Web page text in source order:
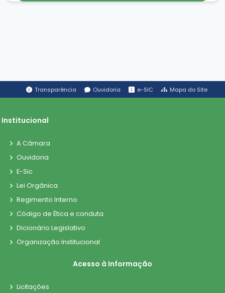
Transparência Ouvidoria e-SIC Mapa do Site
Institucional
A Câmara
Ouvidoria
E-Sic
Lei Orgânica
Regimento Interno
Código de Ética e conduta
Dicionário Legislativo
Organização Institucional
Acesso à Informação
Licitações